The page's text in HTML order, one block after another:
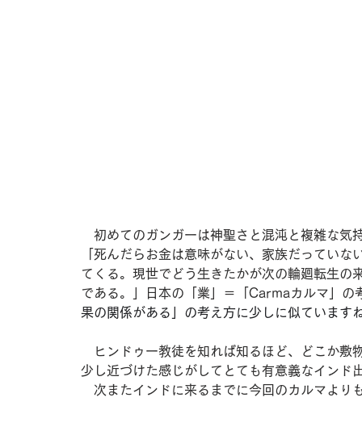
初めてのガンガーは神聖さと混沌と複雑な気
「死んだらお金は意味がない、家族だってい
てくる。現世でどう生きたかが次の輪廻転生の
である。」日本の「業」＝「Carmaカルマ」の
果の関係がある」の考え方に少しに似ています
ヒンドゥー教徒を知れば知るほど、どこか敷
少し近づけた感じがしてとても有意義なインド
次またインドに来るまでに今回のカルマより